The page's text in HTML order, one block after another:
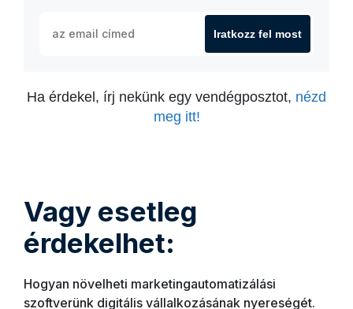
Iratkozz fel most
Ha érdekel, írj nekünk egy vendégposztot, nézd
meg itt!
Vagy esetleg
érdekelhet:
Hogyan növelheti marketingautomatizálási
szoftverünk digitális vállalkozásának nyereségét.